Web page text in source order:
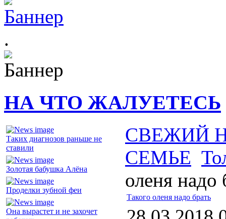
.
НА ЧТО ЖАЛУЕТЕСЬ
Таких диагнозов раньше не
ставили
Золотая бабушка Алёна
Проделки зубной феи
Она вырастет и не захочет
СВЕЖИЙ
СЕМЬЕ
оленя надо
Такого оленя надо брать